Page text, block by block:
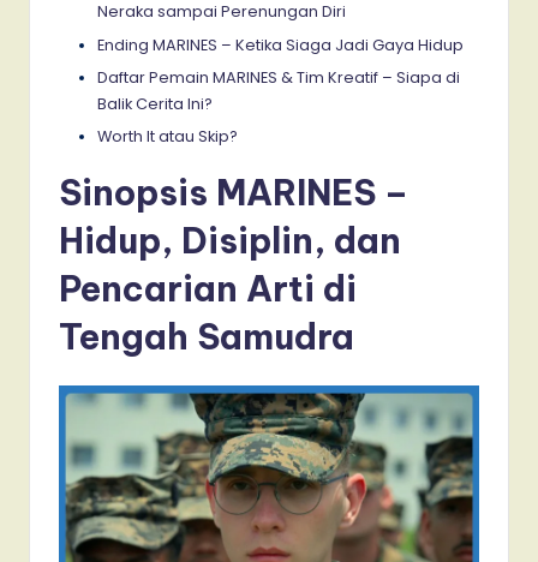
Neraka sampai Perenungan Diri
Ending MARINES – Ketika Siaga Jadi Gaya Hidup
Daftar Pemain MARINES & Tim Kreatif – Siapa di
Balik Cerita Ini?
Worth It atau Skip?
Sinopsis MARINES –
Hidup, Disiplin, dan
Pencarian Arti di
Tengah Samudra